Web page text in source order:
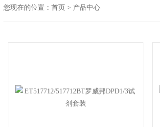
您现在的位置： 首页 > 产品中心